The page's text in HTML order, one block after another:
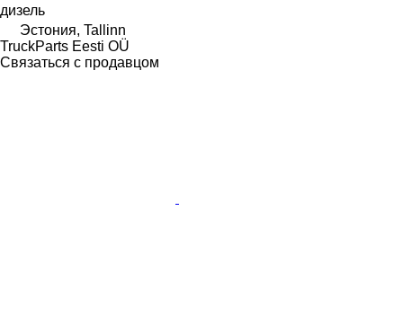
дизель
Эстония, Tallinn
TruckParts Eesti OÜ
Связаться с продавцом